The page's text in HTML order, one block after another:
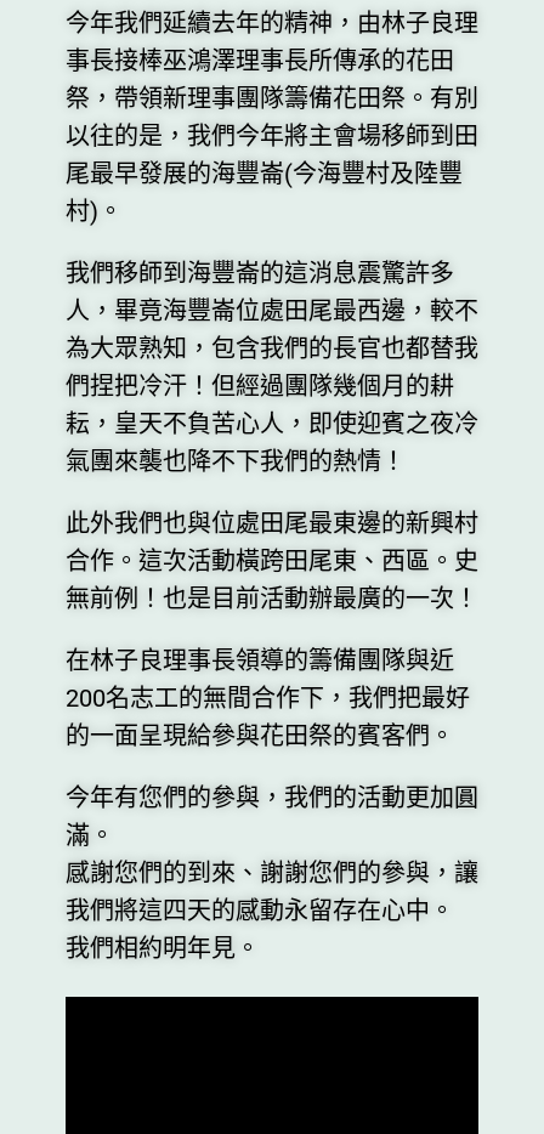
今年我們延續去年的精神，由林子良理
事長接棒巫鴻澤理事長所傳承的花田
祭，帶領新理事團隊籌備花田祭。有別
以往的是，我們今年將主會場移師到田
尾最早發展的海豐崙(今海豐村及陸豐
村)。
我們移師到海豐崙的這消息震驚許多
人，畢竟海豐崙位處田尾最西邊，較不
為大眾熟知，包含我們的長官也都替我
們捏把冷汗！但經過團隊幾個月的耕
耘，皇天不負苦心人，即使迎賓之夜冷
氣團來襲也降不下我們的熱情！
此外我們也與位處田尾最東邊的新興村
合作。這次活動橫跨田尾東、西區。史
無前例！也是目前活動辦最廣的一次！
在林子良理事長領導的籌備團隊與近
200名志工的無間合作下，我們把最好
的一面呈現給參與花田祭的賓客們。
今年有您們的參與，我們的活動更加圓
滿。
感謝您們的到來、謝謝您們的參與，讓
我們將這四天的感動永留存在心中。
我們相約明年見。